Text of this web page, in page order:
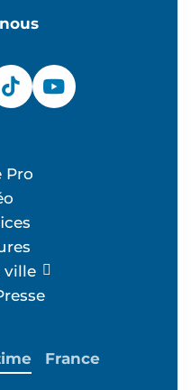
Pro
ville
France